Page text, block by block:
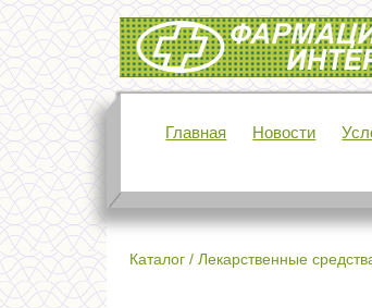
Интернет-аптека Фармация
Главная Новости
Каталог / Лекарственные